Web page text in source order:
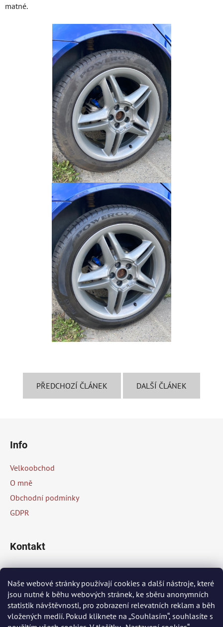
Naše webové stránky používají cookies a další nástroje, které
jsou nutné k běhu webových stránek, ke sběru anonymních
statistik návštěvnosti, pro zobrazení relevatních reklam a běh
vložených medií. Pokud kliknete na „Souhlasím“, souhlasíte s
matné.
PŘEDCHOZÍ ČLÁNEK DALŠÍ ČLÁNEK
Info
Velkoobchod
O mně
Obchodní podmínky
GDPR
Kontakt
+420 778 002 430